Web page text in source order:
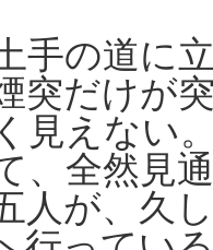
手の道に
突だけが
見えない
、全然見
人が、久